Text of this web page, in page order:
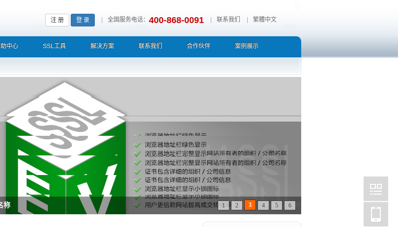
注 册 登 录 全国服务电话： 400-868-0091 联系我们 繁體中文
中心 SSL工具 解决方案 联系我们 合作伙伴 案例展示
称
地址栏显示中文企业名称EV SSL品牌,赛门铁克EV证书 Symantec、GeoTrust、Thawte、GlobalSign,服务器证书,256
1 2 3 4 5 6